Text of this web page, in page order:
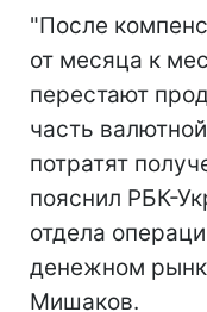
"После
от месяца к
перестают
часть
потратят
пояснил РБК-
отдела
денежном
Мишаков.